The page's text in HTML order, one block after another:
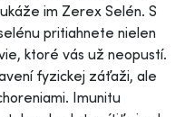
im Zerex Selén. S
pritiahnete nielen
ktoré vás už neopustí.
fyzickej záťaži, ale
Imunitu